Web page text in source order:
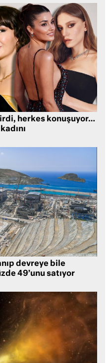
herkes konuşuyor…
devreye bile
49’unu satıyor